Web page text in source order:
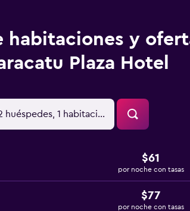
habitaciones y
Plaza Hotel
huéspedes, 1 habitación
$61
por noche con tasas
$77
por noche con tasas